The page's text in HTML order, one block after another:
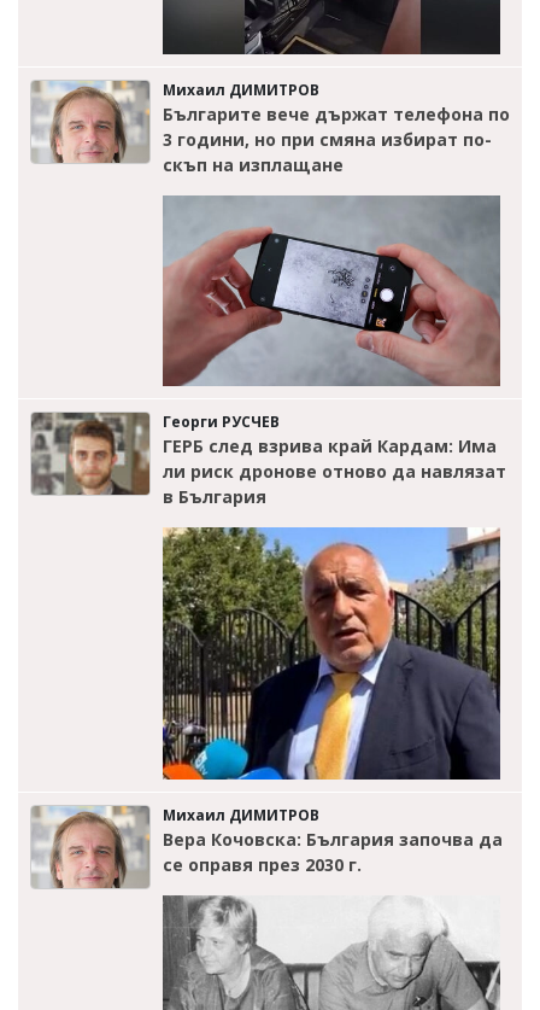
Михаил ДИМИТРОВ
Българите вече държат телефона по
3 години, но при смяна избират по-
скъп на изплащане
Георги РУСЧЕВ
ГЕРБ след взрива край Кардам: Има
ли риск дронове отново да навлязат
в България
Михаил ДИМИТРОВ
Вера Кочовска: България започва да
се оправя през 2030 г.